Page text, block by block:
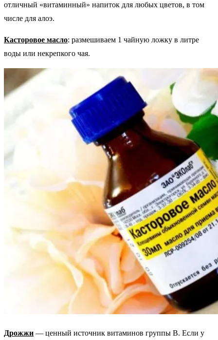
отличный «витаминный» напиток для любых цветов, в том
числе для алоэ.
Касторовое масло: размешиваем 1 чайную ложку в литре
воды или некрепкого чая.
Дрожжи — ценный источник витаминов группы В. Если у